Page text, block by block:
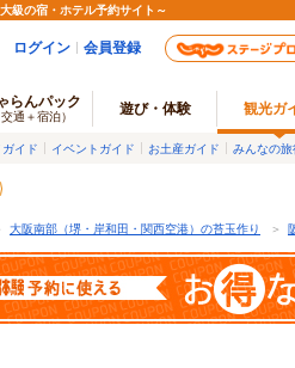
級の宿・ホテル予約サイト～
ログイン 会員登録
らんパック
通＋宿泊） 遊び・体験 観光ガ
イド イベントガイド お土産ガイド みんなの旅
大阪南部（堺・岸和田・関西空港）の苔玉作り ＞